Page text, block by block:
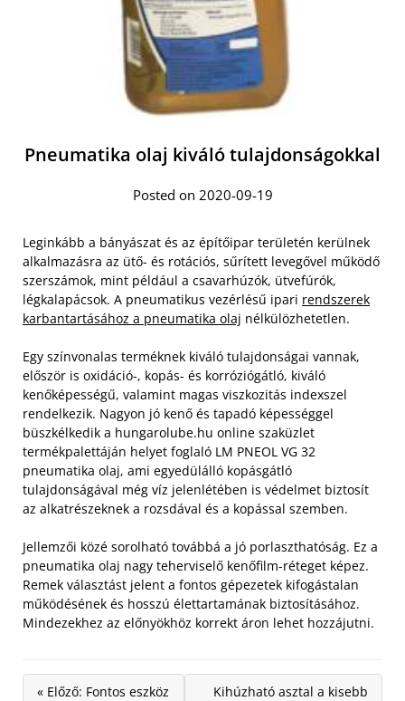
Pneumatika olaj kiváló tulajdonságokkal
Posted on 2020-09-19
Leginkább a bányászat és az építőipar területén kerülnek
alkalmazásra az ütő- és rotációs, sűrített levegővel működő
szerszámok, mint például a csavarhúzók, ütvefúrók,
légkalapácsok. A pneumatikus vezérlésű ipari rendszerek
karbantartásához a pneumatika olaj nélkülözhetetlen.
Egy színvonalas terméknek kiváló tulajdonságai vannak,
először is oxidáció-, kopás- és korróziógátló, kiváló
kenőképességű, valamint magas viszkozitás indexszel
rendelkezik. Nagyon jó kenő és tapadó képességgel
büszkélkedik a hungarolube.hu online szaküzlet
termékpalettáján helyet foglaló LM PNEOL VG 32
pneumatika olaj, ami egyedülálló kopásgátló
tulajdonságával még víz jelenlétében is védelmet biztosít
az alkatrészeknek a rozsdával és a kopással szemben.
Jellemzői közé sorolható továbbá a jó porlaszthatóság. Ez a
pneumatika olaj nagy teherviselő kenőfilm-réteget képez.
Remek választást jelent a fontos gépezetek kifogástalan
működésének és hosszú élettartamának biztosításához.
Mindezekhez az előnyökhöz korrekt áron lehet hozzájutni.
« Előző: Fontos eszköz
Kihúzható asztal a kisebb